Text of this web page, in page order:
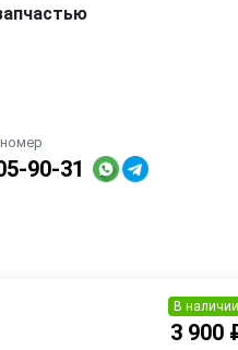
90-31
В наличии
3 900